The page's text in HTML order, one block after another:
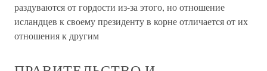
раздуваются от гордости из-за этого, но отношение
исландцев к своему президенту в корне отличается от их
отношения к другим